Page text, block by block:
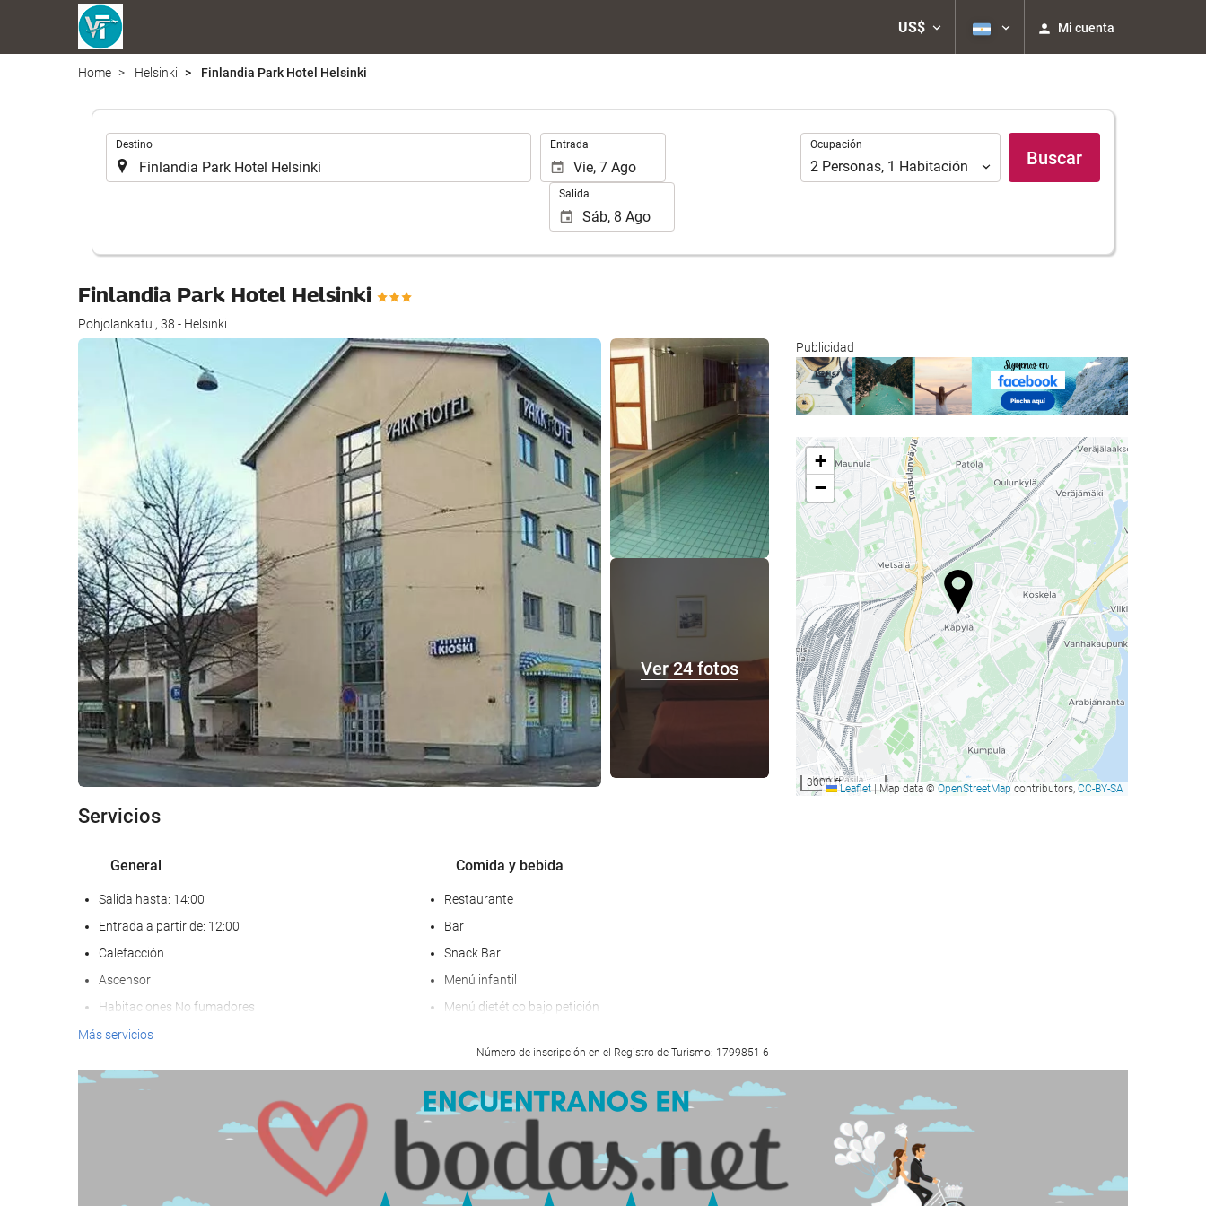
US$ Mi cuenta
Home Helsinki Finlandia Park Hotel Helsinki
Destino Entrada
Salida
Ocupación
Ocupación
2 Personas, 1 Habitación Buscar
Finlandia Park Hotel Helsinki
Pohjolankatu , 38 - Helsinki
Ver 24 fotos
Ver 24 fotos
Servicios
General
Salida hasta: 14:00
Entrada a partir de: 12:00
Calefacción
Ascensor
Habitaciones No fumadores
Hotel no fumadores
No admite mascotas
Comida y bebida
Restaurante
Bar
Snack Bar
Menú infantil
Menú dietético bajo petición
Tentempiés
Zona de barbacoa
Toallas de playa o piscina
Servicios de recepción
Guardaequipaje
Más servicios
Número de inscripción en el Registro de Turismo: 1799851-6
Publicidad
+
−
3000 ftLeaflet |Map data © OpenStreetMap contributors, CC-BY-SA
Publicidad